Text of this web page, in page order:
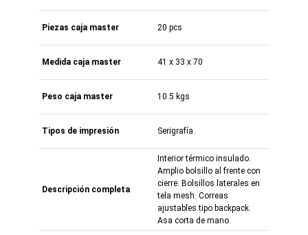
Piezas caja master 20 pcs
Medida caja master 41 x 33 x 70
Peso caja master 10.5 kgs
Tipos de impresión Serigrafía.
Descripción completa
Interior térmico insulado.
Amplio bolsillo al frente con
cierre. Bolsillos laterales en
tela mesh. Correas
ajustables tipo backpack.
Asa corta de mano.